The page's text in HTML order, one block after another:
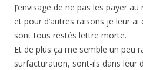
J’envisage de ne pas les payer
et pour d’autres raisons je leur
sont tous restés lettre morte.
Et de plus ça me semble un peu
surfacturation, sont-ils dans leur